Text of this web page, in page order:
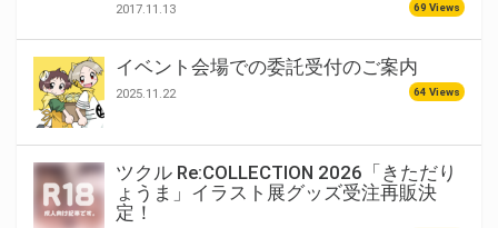
2017.11.13 69 Views
イベント会場での委託受付のご案内
2025.11.22 64 Views
ツクル Re:COLLECTION 2026「きただり
ょうま」イラスト展グッズ受注再販決
定！